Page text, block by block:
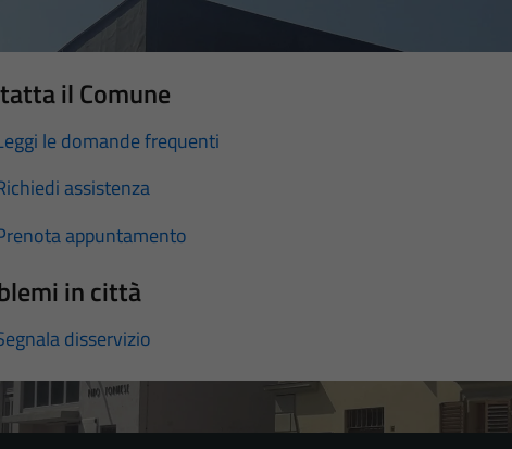
il Comune
le domande frequenti
assistenza
appuntamento
in città
disservizio